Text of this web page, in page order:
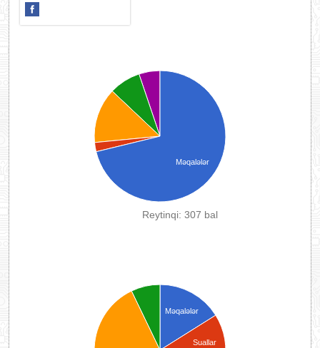
Məqalələr
Reytinqi: 307 bal
Məqalələr
Suallar